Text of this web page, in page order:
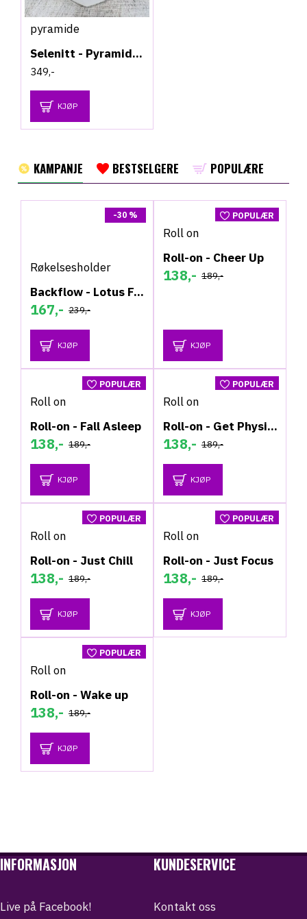
pyramide
Selenitt - Pyramide - 10cm
349,-
KJØP
KAMPANJE BESTSELGERE POPULÆRE
-30 %
Røkelsesholder
Backflow - Lotus Fontene - Røkelsesholder
167,- 239,-
KJØP
POPULÆR
Roll on
Roll-on - Cheer Up
138,- 189,-
KJØP
POPULÆR
Roll on
Roll-on - Fall Asleep
138,- 189,-
KJØP
POPULÆR
Roll on
Roll-on - Get Physical
138,- 189,-
KJØP
POPULÆR
Roll on
Roll-on - Just Chill
138,- 189,-
KJØP
POPULÆR
Roll on
Roll-on - Just Focus
138,- 189,-
KJØP
POPULÆR
Roll on
Roll-on - Wake up
138,- 189,-
KJØP
INFORMASJON
Live på Facebook!
KUNDESERVICE
Kontakt oss